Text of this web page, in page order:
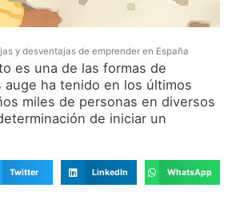
y desventajas de emprender en España
es una de las formas de
auge ha tenido en los últimos
miles de personas en diversos
de iniciar un
Twitter LinkedIn WhatsApp